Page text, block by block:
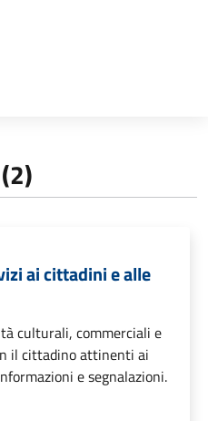
ai cittadini e alle
culturali, commerciali e
il cittadino attinenti ai
e segnalazioni.